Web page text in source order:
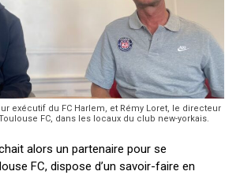
exécutif du FC Harlem, et Rémy Loret, le directeur
FC, dans les locaux du club new-yorkais.
alors un partenaire pour se
FC, dispose d’un savoir-faire en